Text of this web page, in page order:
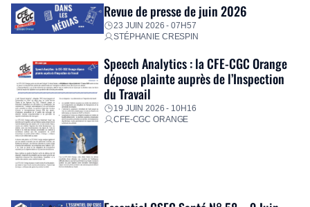
Revue de presse de juin 2026
23 JUIN 2026 - 07H57
STÉPHANIE CRESPIN
Speech Analytics : la CFE-CGC Orange
dépose plainte auprès de l’Inspection
du Travail
19 JUIN 2026 - 10H16
CFE-CGC ORANGE